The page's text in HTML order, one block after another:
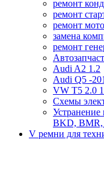
ремонт
ремонт
ремонт
замена
ремонт
Audi A2 1.2
Audi Q5 -
VW T5 2.0
Схемы
Устранение
BKD,
V ремни для